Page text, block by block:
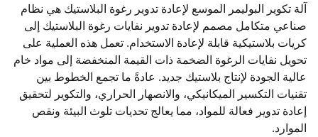
آلة تكوير البوليمر الموسع لإعادة تدوير رغوة البلاستيك هي نظام
صناعي متكامل مصمم لإعادة تدوير نفايات رغوة البلاستيك إلى
كريات بلاستيكية قابلة لإعادة الاستخدام. تعمل هذه العملية على
تحويل نفايات الرغوة الضخمة ذات القيمة المنخفضة إلى مواد خام
عالية الجودة لإنتاج بلاستيك جديد. عادةً ما تجمع الخطوط بين
تقنيات التكسير الميكانيكي، والانصهار الحراري، والتكوير لتحقيق
إعادة تدوير فعالة للمواد، مما يعالج تحديات تلوث البيئة ونقص
الموارد.